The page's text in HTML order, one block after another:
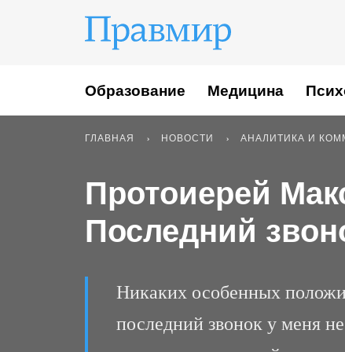
Образование Медицина
ГЛАВНАЯ НОВОСТИ АНАЛИТИКА И
Протоиерей
Последний
Никаких особенных
последний звонок у меня